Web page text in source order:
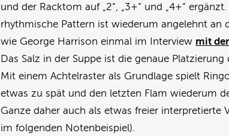
und der Racktom auf „2“, „3+“ und „4+“
rhythmische Pattern ist wiederum angelehnt an
wie George Harrison einmal im Interview mit
Das Salz in der Suppe ist die genaue
Mit einem Achtelraster als Grundlage spielt
etwas zu spät und den letzten Flam wiederum
Ganze daher auch als etwas freier interpretierte
im folgenden Notenbeispiel).